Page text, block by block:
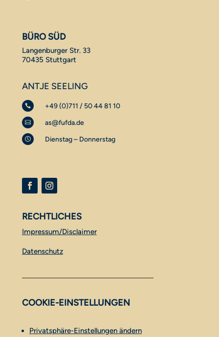
BÜRO SÜD
Langenburger Str. 33
70435 Stuttgart
ANTJE SEELING
 +49 (0)711 / 50 44 81 10
 as@fufda.de
 Dienstag – Donnerstag
RECHTLICHES
Impressum/Disclaimer
Datenschutz
COOKIE-EINSTELLUNGEN
Privatsphäre-Einstellungen ändern